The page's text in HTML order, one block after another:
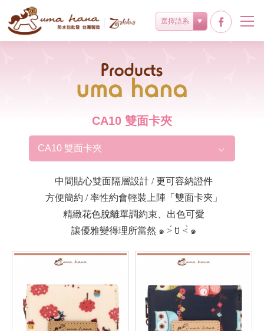
選擇語系
Products
CA10 雙面卡夾
CA10 雙面卡夾
中間貼心雙面隔層設計 / 更可容納證件
方便簡約 / 率性約會輕裝上陣「雙面卡夾」
精緻花色脫離單調約束、出色可愛
讓優雅變得理所當然 ๑ ˃́ ꇴ ˂̀ ๑